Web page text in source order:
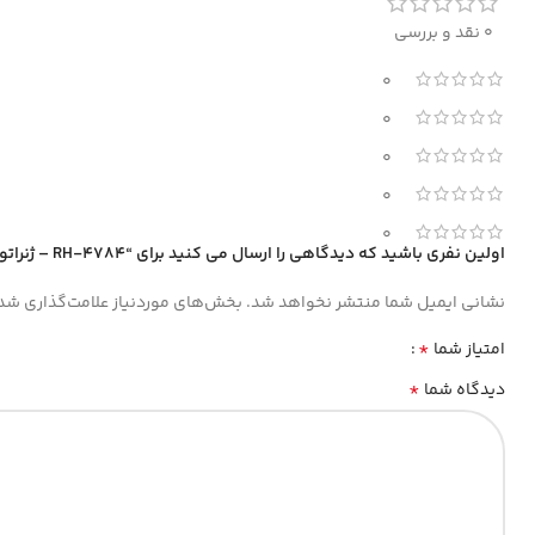
0 نقد و بررسی
0
0
0
0
0
اولین نفری باشید که دیدگاهی را ارسال می کنید برای “RH-4784 – ژنراتور بنزینی -7500 وات رونیکس”
نشانی ایمیل شما منتشر نخواهد شد. بخش‌های موردنیاز علامت‌گذاری
امتیاز شما *
دیدگاه شما *